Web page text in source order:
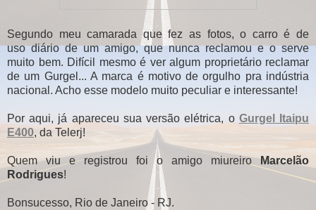
Segundo meu camarada que fez as fotos, o carro é de
uso diário de um amigo, que nunca reclamou e o serve
muito bem. Difícil mesmo é ver algum proprietário reclamar
de um Gurgel... A marca é motivo de orgulho pra indústria
nacional. Acho esse modelo muito peculiar e interessante!
Por aqui, já apareceu sua versão elétrica, o Gurgel Itaipu
E400, da Telerj!
Quem viu e registrou foi o amigo miureiroMarcelão
Rodrigues!
Bonsucesso, Rio de Janeiro - RJ.